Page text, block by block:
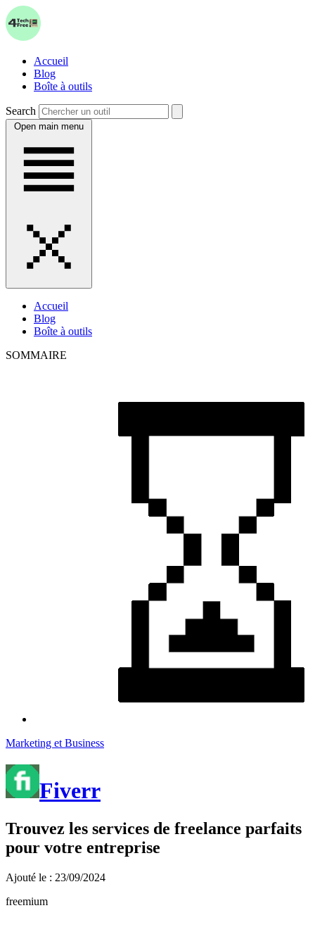
Accueil
Blog
Boîte à outils
Search
Open main menu
Accueil
Blog
Boîte à outils
SOMMAIRE
Marketing et Business
Fiverr
Trouvez les services de freelance parfaits
pour votre entreprise
Ajouté le : 23/09/2024
freemium